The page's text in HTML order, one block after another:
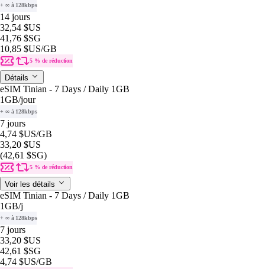
+ ∞ à 128kbps
14 jours
32,54 $US
41,76 $SG
10,85 $US/GB
5 % de réduction
Détails
eSIM Tinian - 7 Days / Daily 1GB
1GB/jour
+ ∞ à 128kbps
7 jours
4,74 $US/GB
33,20 $US
(42,61 $SG)
5 % de réduction
Voir les détails
eSIM Tinian - 7 Days / Daily 1GB
1GB/j
+ ∞ à 128kbps
7 jours
33,20 $US
42,61 $SG
4,74 $US/GB